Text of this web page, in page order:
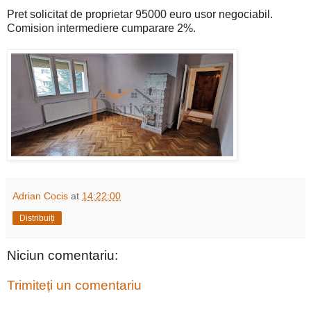
Pret solicitat de proprietar 95000 euro usor negociabil.
Comision intermediere cumparare 2%.
Adrian Cocis at 14:22:00
Distribuiți
Niciun comentariu:
Trimiteți un comentariu